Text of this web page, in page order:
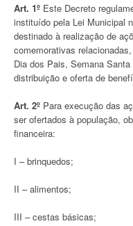
Art. 1º Este Decreto
instituído pela Lei Municipal
destinado à realização de
comemorativas
Dia dos Pais, Semana
distribuição e oferta de
Art. 2º Para execução das
ser ofertados à população,
financeira:
I – brinquedos;
II – alimentos;
III – cestas básicas;